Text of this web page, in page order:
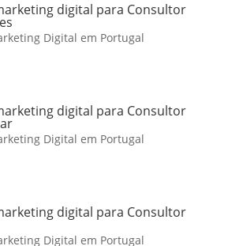
digital para Consultor
Digital em Portugal
digital para Consultor
Digital em Portugal
digital para Consultor
Digital em Portugal